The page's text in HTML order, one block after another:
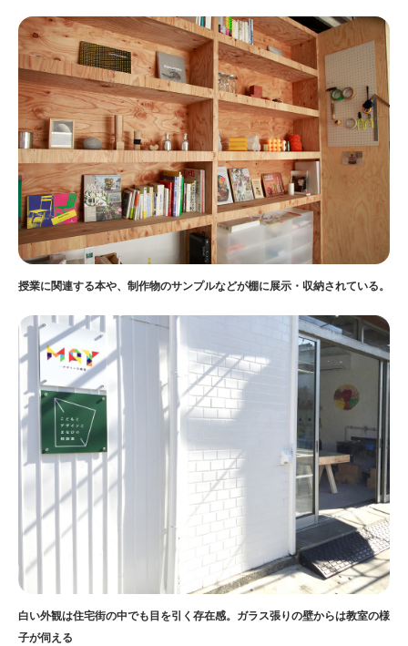
授業に関連する本や、制作物のサンプルなどが棚に展示・収納されている。
白い外観は住宅街の中でも目を引く存在感。ガラス張りの壁からは教室の様
子が伺える